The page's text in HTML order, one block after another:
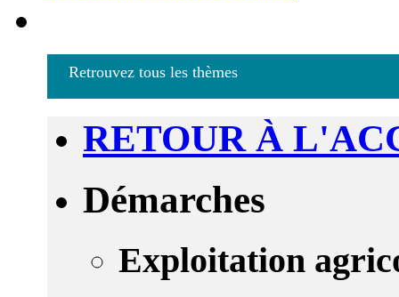
Retrouvez tous les thèmes
RETOUR À
Démarches
Exploitation